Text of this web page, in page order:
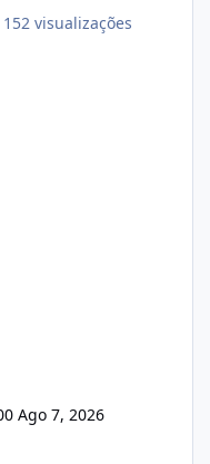
152 visualizações
Ago 7, 2026